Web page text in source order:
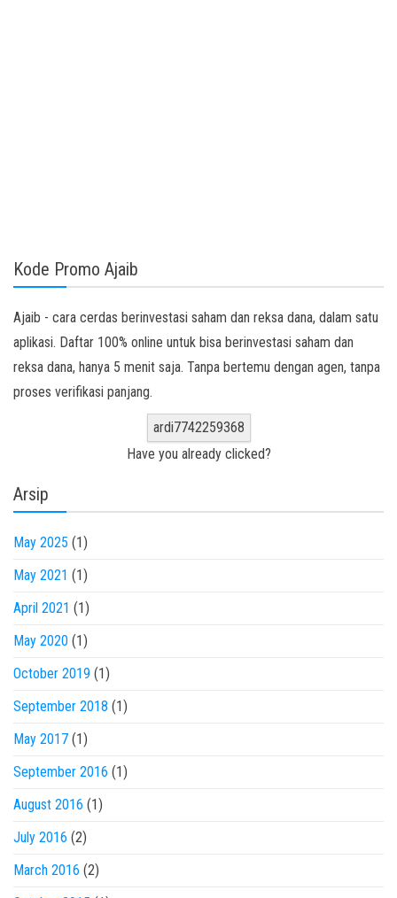
Kode Promo Ajaib
Ajaib - cara cerdas berinvestasi saham dan reksa dana, dalam satu
aplikasi. Daftar 100% online untuk bisa berinvestasi saham dan
reksa dana, hanya 5 menit saja. Tanpa bertemu dengan agen, tanpa
proses verifikasi panjang.
ardi7742259368
Have you already clicked?
Arsip
May 2025 (1)
May 2021 (1)
April 2021 (1)
May 2020 (1)
October 2019 (1)
September 2018 (1)
May 2017 (1)
September 2016 (1)
August 2016 (1)
July 2016 (2)
March 2016 (2)